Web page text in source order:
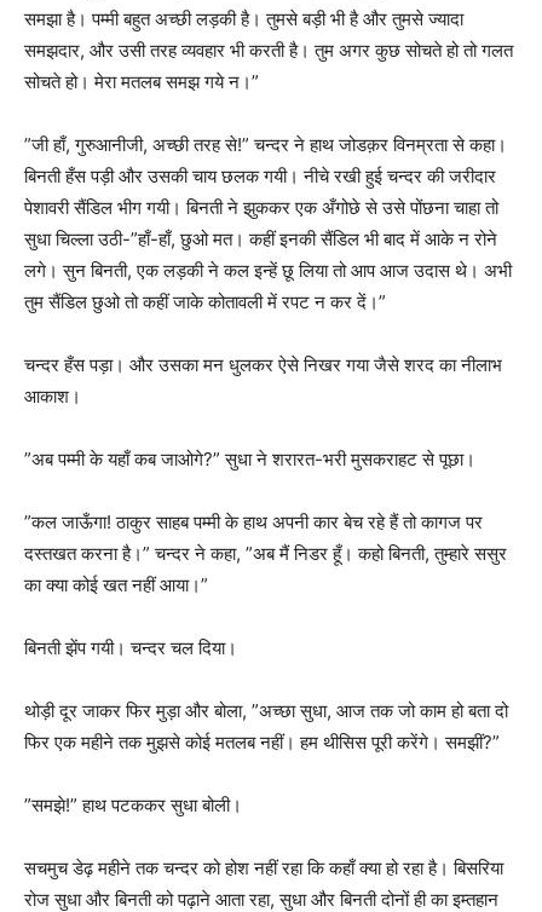
समझा है। पम्मी बहुत अच्छी लड़की है। तुमसे बड़ी भी है और तुमसे ज्यादा
समझदार, और उसी तरह व्यवहार भी करती है। तुम अगर कुछ सोचते हो तो गलत
सोचते हो। मेरा मतलब समझ गये न।”
”जी हाँ, गुरुआनीजी, अच्छी तरह से!” चन्दर ने हाथ जोडक़र विनम्रता से कहा।
बिनती हँस पड़ी और उसकी चाय छलक गयी। नीचे रखी हुई चन्दर की जरीदार
पेशावरी सैंडिल भीग गयी। बिनती ने झुककर एक अँगोछे से उसे पोंछना चाहा तो
सुधा चिल्ला उठी-”हाँ-हाँ, छुओ मत। कहीं इनकी सैंडिल भी बाद में आके न रोने
लगे। सुन बिनती, एक लड़की ने कल इन्हें छू लिया तो आप आज उदास थे। अभी
तुम सैंडिल छुओ तो कहीं जाके कोतावली में रपट न कर दें।”
चन्दर हँस पड़ा। और उसका मन धुलकर ऐसे निखर गया जैसे शरद का नीलाभ
आकाश।
”अब पम्मी के यहाँ कब जाओगे?” सुधा ने शरारत-भरी मुसकराहट से पूछा।
”कल जाऊँगा! ठाकुर साहब पम्मी के हाथ अपनी कार बेच रहे हैं तो कागज पर
दस्तखत करना है।” चन्दर ने कहा, ”अब मैं निडर हूँ। कहो बिनती, तुम्हारे ससुर
का क्या कोई खत नहीं आया।”
बिनती झेंप गयी। चन्दर चल दिया।
थोड़ी दूर जाकर फिर मुड़ा और बोला, ”अच्छा सुधा, आज तक जो काम हो बता दो
फिर एक महीने तक मुझसे कोई मतलब नहीं। हम थीसिस पूरी करेंगे। समझीं?”
”समझे!” हाथ पटककर सुधा बोली।
सचमुच डेढ़ महीने तक चन्दर को होश नहीं रहा कि कहाँ क्या हो रहा है। बिसरिया
रोज सुधा और बिनती को पढ़ाने आता रहा, सुधा और बिनती दोनों ही का इम्तहान